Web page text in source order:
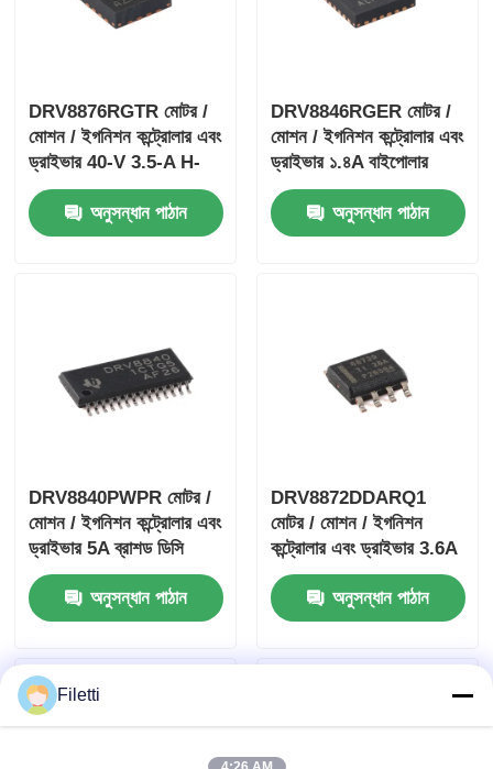
DRV8876RGTR মোটর /
মোশন / ইগনিশন কন্ট্রোলার এবং
ড্রাইভার 40-V 3.5-A H-
ব্রিজ মোটর ড্রাইভার I সহ
অনুসন্ধান পাঠান
DRV8846RGER মোটর /
মোশন / ইগনিশন কন্ট্রোলার এবং
ড্রাইভার ১.৪A বাইপোলার
স্টেপার মোটর ড্রাইভার
অনুসন্ধান পাঠান
DRV8840PWPR মোটর /
মোশন / ইগনিশন কন্ট্রোলার এবং
ড্রাইভার 5A ব্রাশড ডিসি
মোটর ড্রাইভার
অনুসন্ধান পাঠান
DRV8872DDARQ1
মোটর / মোশন / ইগনিশন
কন্ট্রোলার এবং ড্রাইভার 3.6A
ব্রাশ ডিসি মোটর ড্রাইভার ডাব্লু
/ ফল্ট রিপোর্টঅনুসন্ধান পাঠান
Filetti